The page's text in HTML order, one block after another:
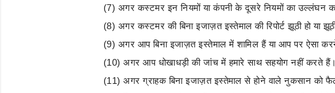
(7) अगर कस्टमर इन नियमों या कंपनी के दूसरे नियमों का उल्लंघन
(8) अगर कस्टमर की बिना इजाज़त इस्तेमाल की रिपोर्ट झूठी हो या
(9) अगर आप बिना इजाज़त इस्तेमाल में शामिल हैं या आप पर ऐसा
(10) अगर आप धोखाधड़ी की जांच में हमारे साथ सहयोग नहीं करते हैं।
(11) अगर ग्राहक बिना इजाज़त इस्तेमाल से होने वाले नुकसान को